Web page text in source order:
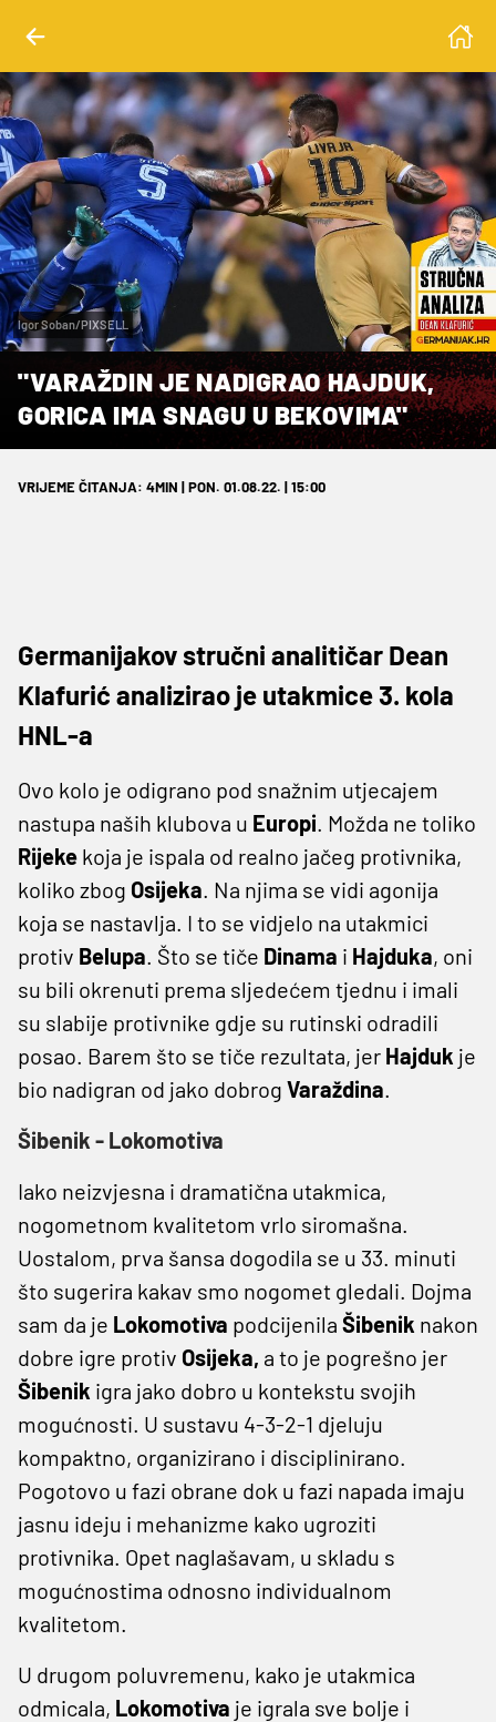
Igor Soban/PIXSELL
"VARAŽDIN JE NADIGRAO HAJDUK,
GORICA IMA SNAGU U BEKOVIMA"
VRIJEME ČITANJA: 4MIN | PON. 01.08.22. | 15:00
Germanijakov stručni analitičar Dean
Klafurić analizirao je utakmice 3. kola
HNL-a
Ovo kolo je odigrano pod snažnim utjecajem
nastupa naših klubova u Europi. Možda ne toliko
Rijeke koja je ispala od realno jačeg protivnika,
koliko zbog Osijeka. Na njima se vidi agonija
koja se nastavlja. I to se vidjelo na utakmici
protiv Belupa. Što se tiče Dinama i Hajduka, oni
su bili okrenuti prema sljedećem tjednu i imali
su slabije protivnike gdje su rutinski odradili
posao. Barem što se tiče rezultata, jer Hajduk je
bio nadigran od jako dobrog Varaždina.
Šibenik - Lokomotiva
Iako neizvjesna i dramatična utakmica,
nogometnom kvalitetom vrlo siromašna.
Uostalom, prva šansa dogodila se u 33. minuti
što sugerira kakav smo nogomet gledali. Dojma
sam da je Lokomotiva podcijenila Šibenik nakon
dobre igre protiv Osijeka, a to je pogrešno jer
Šibenik igra jako dobro u kontekstu svojih
mogućnosti. U sustavu 4-3-2-1 djeluju
kompaktno, organizirano i disciplinirano.
Pogotovo u fazi obrane dok u fazi napada imaju
jasnu ideju i mehanizme kako ugroziti
protivnika. Opet naglašavam, u skladu s
mogućnostima odnosno individualnom
kvalitetom.
U drugom poluvremenu, kako je utakmica
odmicala, Lokomotiva je igrala sve bolje i